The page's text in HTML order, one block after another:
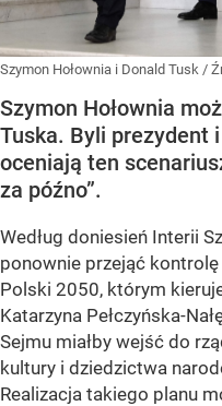
Szymon Hołownia i Donald Tusk /
Szymon Hołownia
Tuska. Byli prezydent
oceniają ten
za późno”.
Według doniesień Interii
ponownie przejąć
Polski 2050, którym
Katarzyna Pełczyńska-
Sejmu miałby wejść do
kultury i dziedzictwa
Realizacja takiego planu